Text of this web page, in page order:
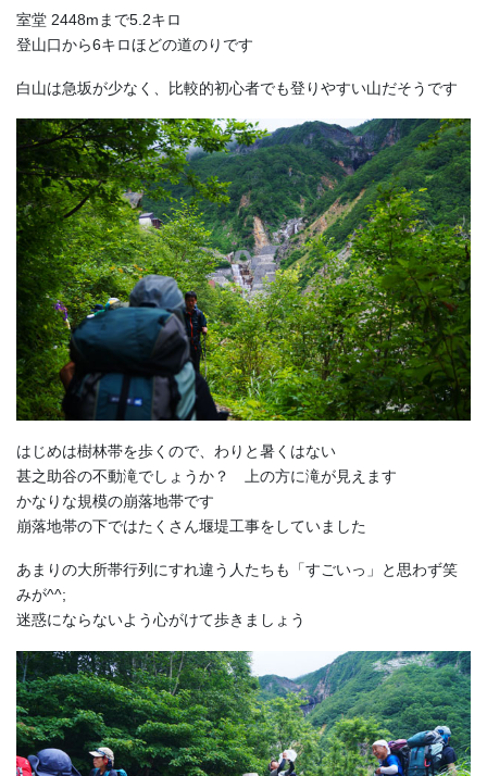
室堂 2448mまで5.2キロ
登山口から6キロほどの道のりです
白山は急坂が少なく、比較的初心者でも登りやすい山だそうです
はじめは樹林帯を歩くので、わりと暑くはない
甚之助谷の不動滝でしょうか？ 上の方に滝が見えます
かなりな規模の崩落地帯です
崩落地帯の下ではたくさん堰堤工事をしていました
あまりの大所帯行列にすれ違う人たちも「すごいっ」と思わず笑
みが^^;
迷惑にならないよう心がけて歩きましょう